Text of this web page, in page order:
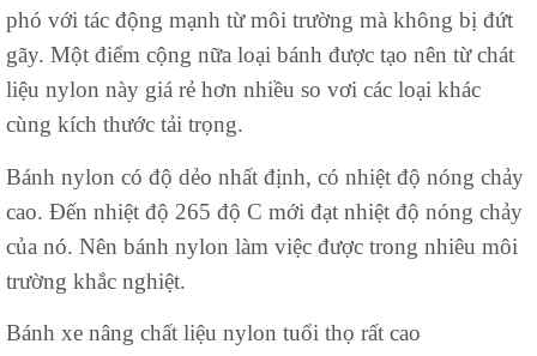
phó với tác động mạnh từ môi trường mà không bị đứt
gãy. Một điểm cộng nữa loại bánh được tạo nên từ chát
liệu nylon này giá rẻ hơn nhiều so vơi các loại khác
cùng kích thước tải trọng.
Bánh nylon có độ dẻo nhất định, có nhiệt độ nóng chảy
cao. Đến nhiệt độ 265 độ C mới đạt nhiệt độ nóng chảy
của nó. Nên bánh nylon làm việc được trong nhiêu môi
trường khắc nghiệt.
Bánh xe nâng chất liệu nylon tuổi thọ rất cao